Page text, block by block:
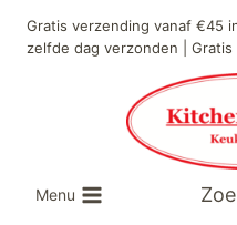
naar
Gratis verzending vanaf €45
zelfde dag verzonden | Gratis
Menu